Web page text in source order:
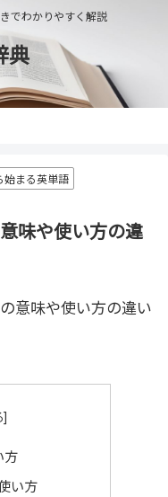
でわかりやすく解説
典
始まる英単語
味や使い方の違
意味や使い方の違い
方
い方